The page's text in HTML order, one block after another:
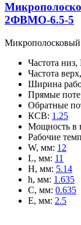
2ФВМO-6.5-5
Частота низ,
Частота
Ширина
Прямые
Обратные
КСВ: 1.25
Мощность в
Рабочие
W, мм: 12
L, мм: 11
H, мм: 5.14
h, мм: 1.635
C, мм: 0.635
E, мм: 2.5